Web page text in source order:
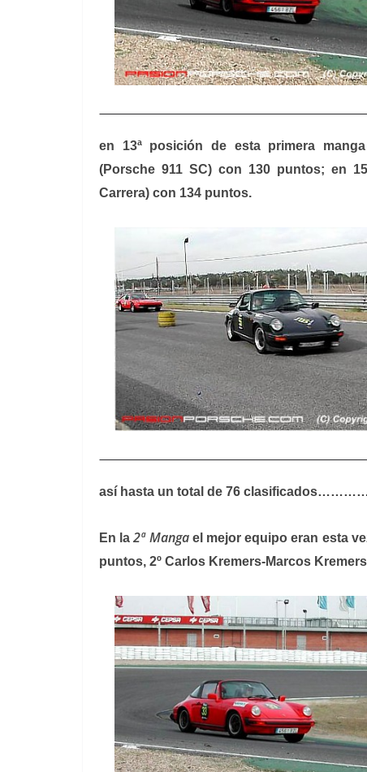
en 13ª posición de esta primera
(Porsche 911 SC) con 130 puntos; en
Carrera) con 134 puntos.
así hasta un total de 76
En la2ª Mangael mejor equipo eran esta
puntos, 2º Carlos Kremers-Marcos